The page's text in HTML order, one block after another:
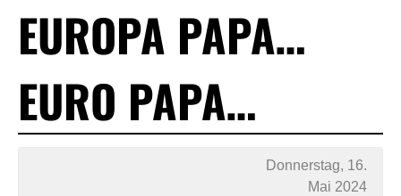
EUROPA PAPA…
EURO PAPA…
Donnerstag, 16.
Mai 2024